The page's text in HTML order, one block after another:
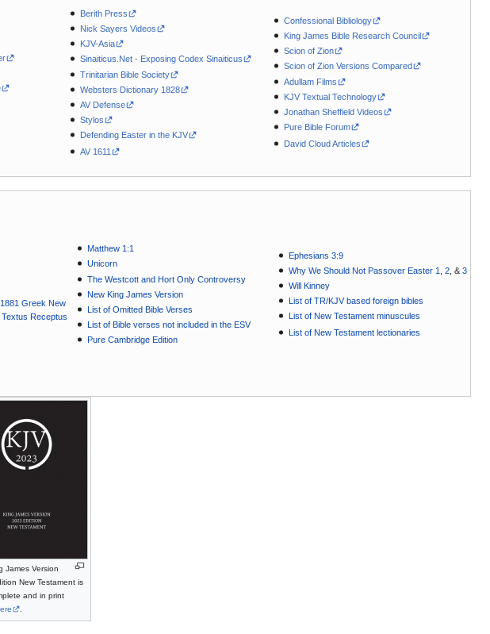
Berith Press
Nick Sayers Videos
KJV-Asia
Sinaiticus.Net - Exposing Codex Sinaiticus
Trinitarian Bible Society
Websters Dictionary 1828
AV Defense
Stylos
Defending Easter in the KJV
AV 1611
Confessional Bibliology
King James Bible Research Council
Scion of Zion
Scion of Zion Versions Compared
Adullam Films
KJV Textual Technology
Jonathan Sheffield Videos
Pure Bible Forum
David Cloud Articles
Greek New
Receptus
Matthew 1:1
Unicorn
The Westcott and Hort Only Controversy
New King James Version
List of Omitted Bible Verses
List of Bible verses not included in the ESV
Pure Cambridge Edition
Ephesians 3:9
Why We Should Not Passover Easter 1
,2 , &3
Will Kinney
List of TR/KJV based foreign bibles
List of New Testament minuscules
List of New Testament lectionaries
James Version
New Testament is
and in print
.